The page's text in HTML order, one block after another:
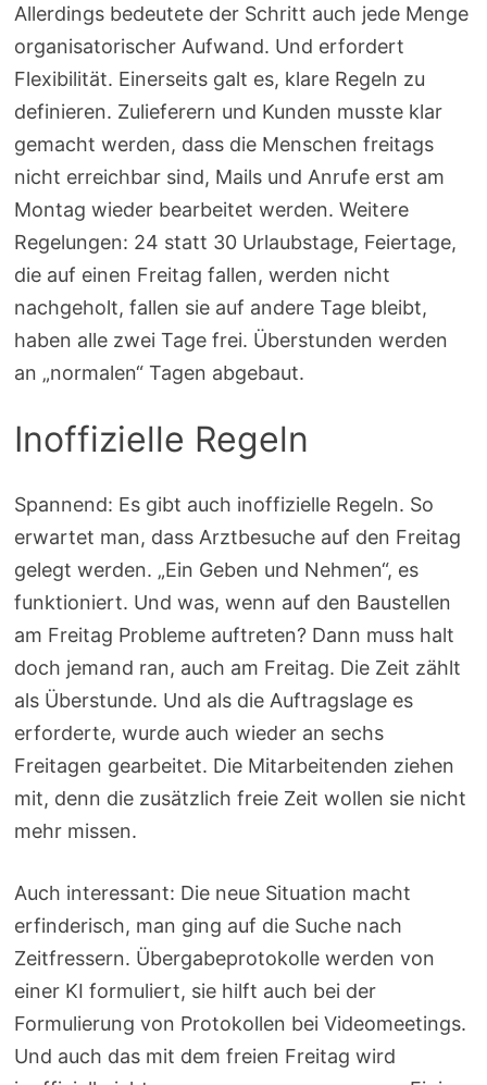
Allerdings bedeutete der Schritt auch jede Menge
organisatorischer Aufwand. Und erfordert
Flexibilität. Einerseits galt es, klare Regeln zu
definieren. Zulieferern und Kunden musste klar
gemacht werden, dass die Menschen freitags
nicht erreichbar sind, Mails und Anrufe erst am
Montag wieder bearbeitet werden. Weitere
Regelungen: 24 statt 30 Urlaubstage, Feiertage,
die auf einen Freitag fallen, werden nicht
nachgeholt, fallen sie auf andere Tage bleibt,
haben alle zwei Tage frei. Überstunden werden
an „normalen“ Tagen abgebaut.
Inoffizielle Regeln
Spannend: Es gibt auch inoffizielle Regeln. So
erwartet man, dass Arztbesuche auf den Freitag
gelegt werden. „Ein Geben und Nehmen“, es
funktioniert. Und was, wenn auf den Baustellen
am Freitag Probleme auftreten? Dann muss halt
doch jemand ran, auch am Freitag. Die Zeit zählt
als Überstunde. Und als die Auftragslage es
erforderte, wurde auch wieder an sechs
Freitagen gearbeitet. Die Mitarbeitenden ziehen
mit, denn die zusätzlich freie Zeit wollen sie nicht
mehr missen.
Auch interessant: Die neue Situation macht
erfinderisch, man ging auf die Suche nach
Zeitfressern. Übergabeprotokolle werden von
einer KI formuliert, sie hilft auch bei der
Formulierung von Protokollen bei Videomeetings.
Und auch das mit dem freien Freitag wird